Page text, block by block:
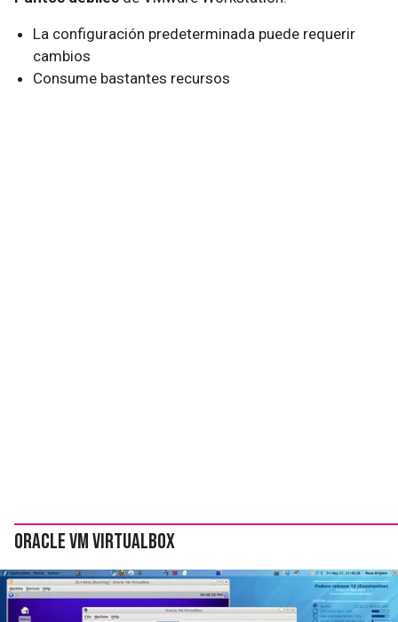
La configuración predeterminada puede requerir
cambios
Consume bastantes recursos
Oracle VM VirtualBox